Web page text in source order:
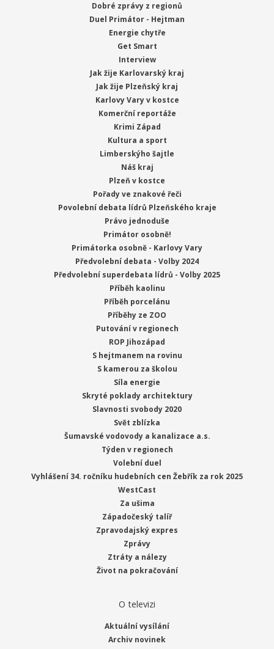
Dobré zprávy z regionů
Duel Primátor - Hejtman
Energie chytře
Get Smart
Interview
Jak žije Karlovarský kraj
Jak žije Plzeňský kraj
Karlovy Vary v kostce
Komerční reportáže
Krimi Západ
Kultura a sport
Limberskýho šajtle
Náš kraj
Plzeň v kostce
Pořady ve znakové řeči
Povolební debata lídrů Plzeňského kraje
Právo jednoduše
Primátor osobně!
Primátorka osobně - Karlovy Vary
Předvolební debata - Volby 2024
Předvolební superdebata lídrů - Volby 2025
Příběh kaolinu
Příběh porcelánu
Příběhy ze ZOO
Putování v regionech
ROP Jihozápad
S hejtmanem na rovinu
S kamerou za školou
Síla energie
Skryté poklady architektury
Slavnosti svobody 2020
Svět zblízka
Šumavské vodovody a kanalizace a.s.
Týden v regionech
Volební duel
Vyhlášení 34. ročníku hudebních cen Žebřík za rok 2025
WestCast
Za ušima
Západočeský talíř
Zpravodajský expres
Zprávy
Ztráty a nálezy
Život na pokračování
O televizi
Aktuální vysílání
Archiv novinek